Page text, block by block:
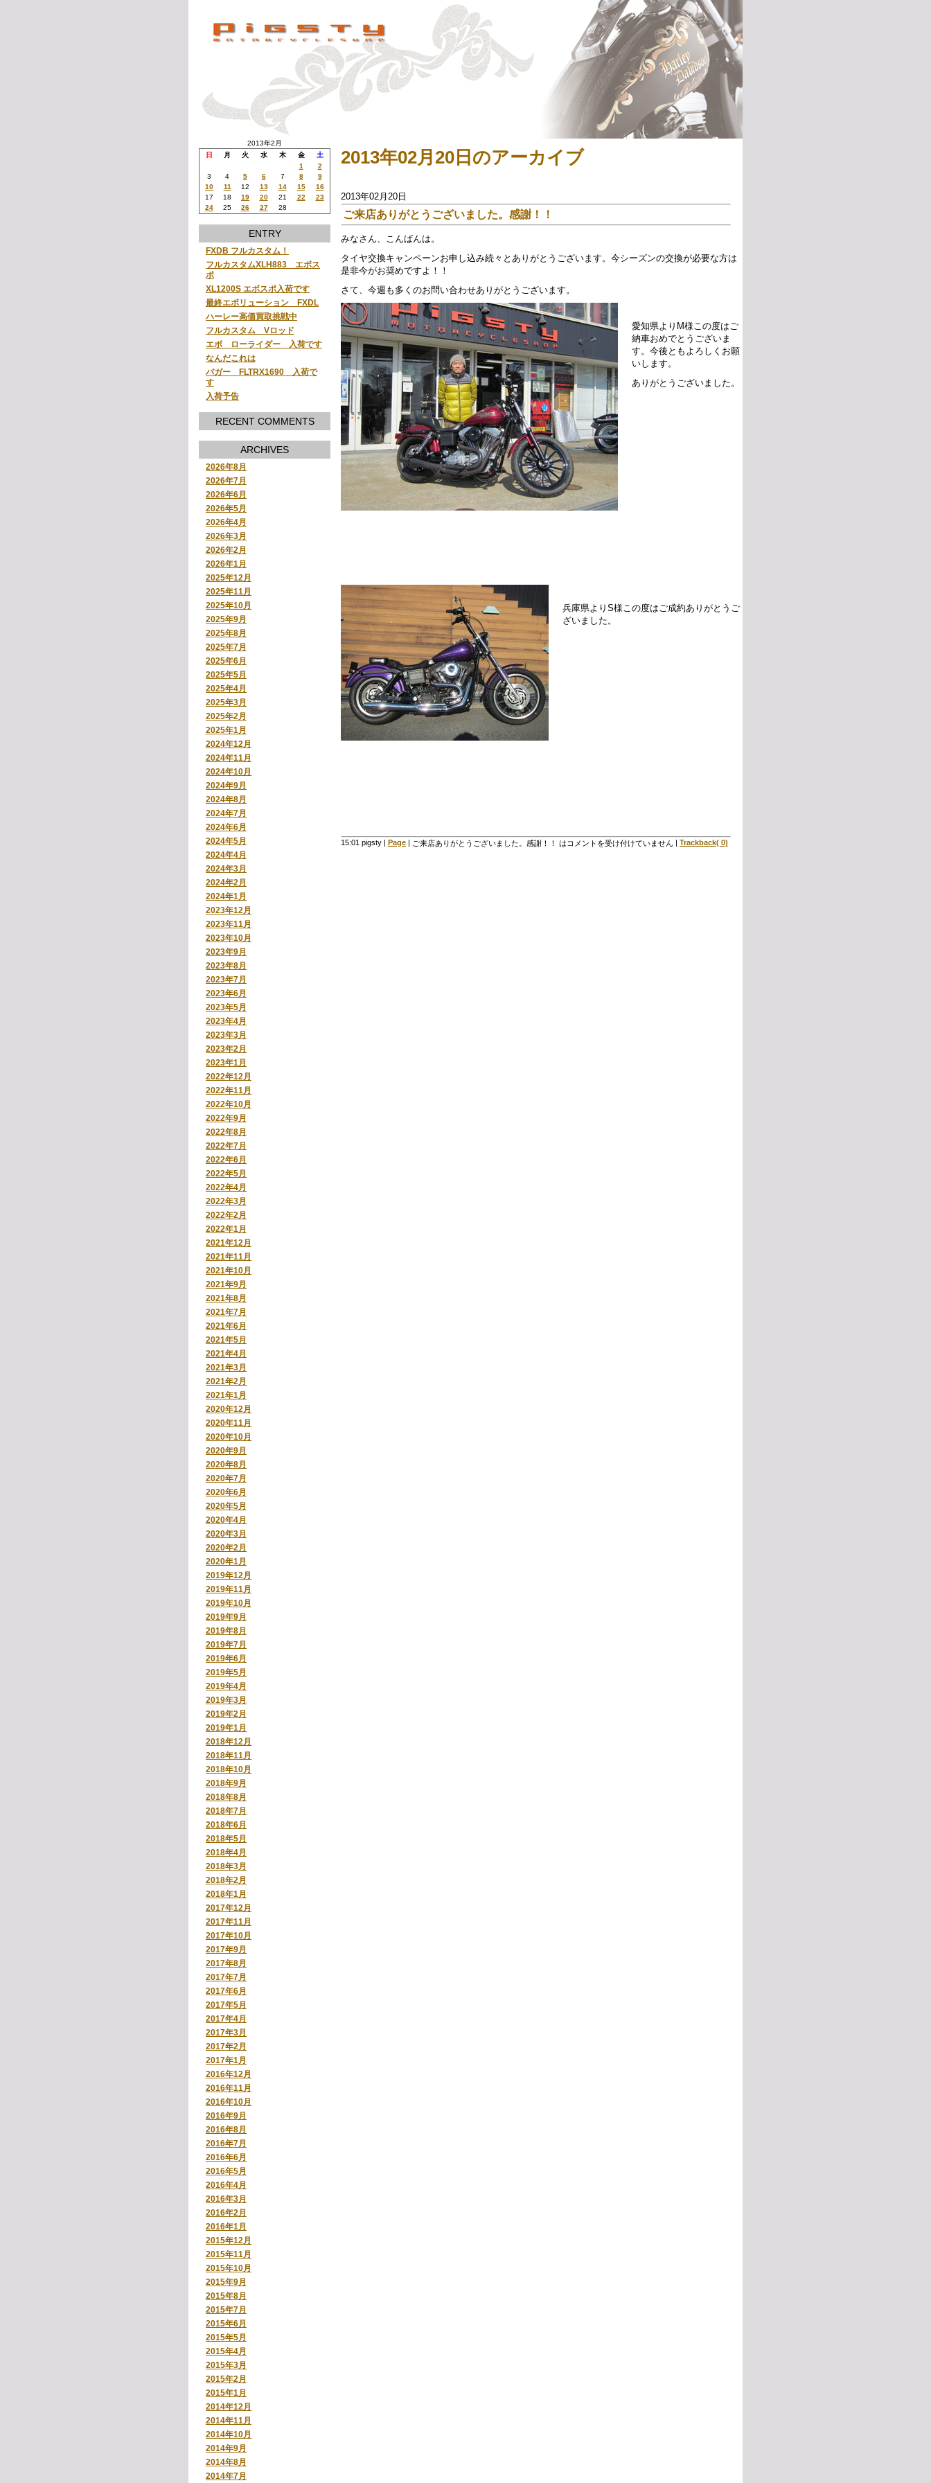
2013年2月
日
月 火 水 木 金
土
1
2
3
4 5 6 7 8
9
10
11 12 13 14 15
16
17
18 19 20 21 22
23
24
25 26 27 28
ENTRY
FXDB フルカスタム！
フルカスタムXLH883 エボス
ポ
XL1200S エボスポ入荷です
最終エボリューション FXDL
ハーレー高価買取挑戦中
フルカスタム Vロッド
エボ ローライダー 入荷です
なんだこれは
バガー FLTRX1690 入荷で
す
入荷予告
RECENT COMMENTS
ARCHIVES
2026年8月
2026年7月
2026年6月
2026年5月
2026年4月
2026年3月
2026年2月
2026年1月
2025年12月
2025年11月
2025年10月
2025年9月
2025年8月
2025年7月
2025年6月
2025年5月
2025年4月
2025年3月
2025年2月
2025年1月
2024年12月
2024年11月
2024年10月
2024年9月
2024年8月
2024年7月
2024年6月
2024年5月
2024年4月
2024年3月
2024年2月
2024年1月
2023年12月
2023年11月
2023年10月
2023年9月
2023年8月
2023年7月
2023年6月
2023年5月
2023年4月
2023年3月
2023年2月
2023年1月
2022年12月
2022年11月
2022年10月
2022年9月
2022年8月
2022年7月
2022年6月
2022年5月
2022年4月
2022年3月
2022年2月
2022年1月
2021年12月
2021年11月
2021年10月
2021年9月
2021年8月
2021年7月
2021年6月
2021年5月
2021年4月
2021年3月
2021年2月
2021年1月
2020年12月
2020年11月
2020年10月
2020年9月
2020年8月
2020年7月
2020年6月
2020年5月
2020年4月
2020年3月
2020年2月
2020年1月
2019年12月
2019年11月
2019年10月
2019年9月
2019年8月
2019年7月
2019年6月
2019年5月
2019年4月
2019年3月
2019年2月
2019年1月
2018年12月
2018年11月
2018年10月
2018年9月
2018年8月
2018年7月
2018年6月
2018年5月
2018年4月
2018年3月
2018年2月
2018年1月
2017年12月
2017年11月
2017年10月
2017年9月
2017年8月
2017年7月
2017年6月
2017年5月
2017年4月
2017年3月
2017年2月
2017年1月
2016年12月
2016年11月
2016年10月
2016年9月
2016年8月
2016年7月
2016年6月
2016年5月
2016年4月
2016年3月
2016年2月
2016年1月
2015年12月
2015年11月
2015年10月
2015年9月
2015年8月
2015年7月
2015年6月
2015年5月
2015年4月
2015年3月
2015年2月
2015年1月
2014年12月
2014年11月
2014年10月
2014年9月
2014年8月
2014年7月
2013年02月20日のアーカイブ
2013年02月20日
ご来店ありがとうございました。感謝！！
みなさん、こんばんは。
タイヤ交換キャンペーンお申し込み続々とありがとうございます。今シーズンの交換が必要な方は
是非今がお奨めですよ！！
さて、今週も多くのお問い合わせありがとうございます。
愛知県よりM様この度はご
納車おめでとうございま
す。今後ともよろしくお願
いします。
ありがとうございました。
兵庫県よりS様この度はご成約ありがとうご
ざいました。
15:01 pigsty | Page | ご来店ありがとうございました。感謝！！ は コメントを受け付けていません | Trackback( 0)